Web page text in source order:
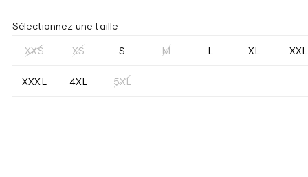
Sélectionnez une taille
XXS XS S M L XL XXL
XXXL 4XL 5XL